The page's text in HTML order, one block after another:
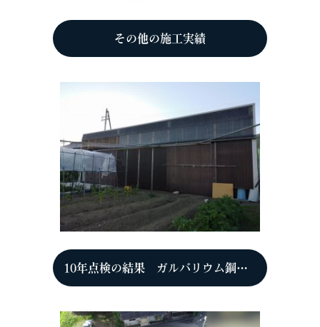
その他の施工実績
10年点検の結果 ガルバリウム鋼板（ＧＬ鋼板）